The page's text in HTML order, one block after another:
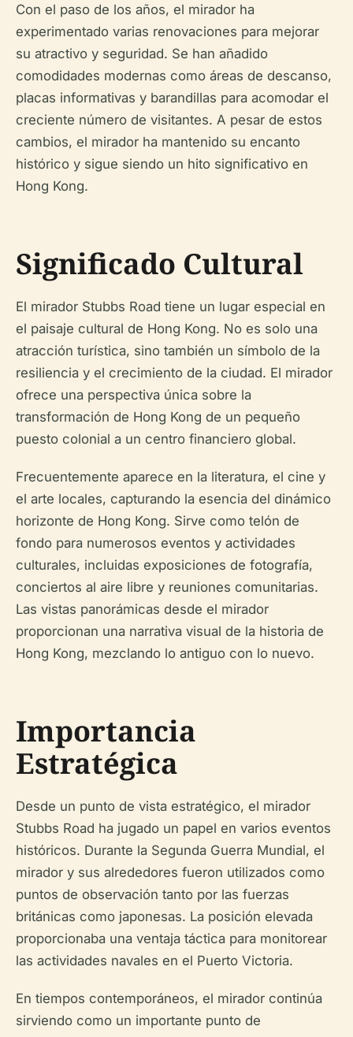
Con el paso de los años, el mirador ha
experimentado varias renovaciones para mejorar
su atractivo y seguridad. Se han añadido
comodidades modernas como áreas de descanso,
placas informativas y barandillas para acomodar el
creciente número de visitantes. A pesar de estos
cambios, el mirador ha mantenido su encanto
histórico y sigue siendo un hito significativo en
Hong Kong.
Significado Cultural
El mirador Stubbs Road tiene un lugar especial en
el paisaje cultural de Hong Kong. No es solo una
atracción turística, sino también un símbolo de la
resiliencia y el crecimiento de la ciudad. El mirador
ofrece una perspectiva única sobre la
transformación de Hong Kong de un pequeño
puesto colonial a un centro financiero global.
Frecuentemente aparece en la literatura, el cine y
el arte locales, capturando la esencia del dinámico
horizonte de Hong Kong. Sirve como telón de
fondo para numerosos eventos y actividades
culturales, incluidas exposiciones de fotografía,
conciertos al aire libre y reuniones comunitarias.
Las vistas panorámicas desde el mirador
proporcionan una narrativa visual de la historia de
Hong Kong, mezclando lo antiguo con lo nuevo.
Importancia
Estratégica
Desde un punto de vista estratégico, el mirador
Stubbs Road ha jugado un papel en varios eventos
históricos. Durante la Segunda Guerra Mundial, el
mirador y sus alrededores fueron utilizados como
puntos de observación tanto por las fuerzas
británicas como japonesas. La posición elevada
proporcionaba una ventaja táctica para monitorear
las actividades navales en el Puerto Victoria.
En tiempos contemporáneos, el mirador continúa
sirviendo como un importante punto de